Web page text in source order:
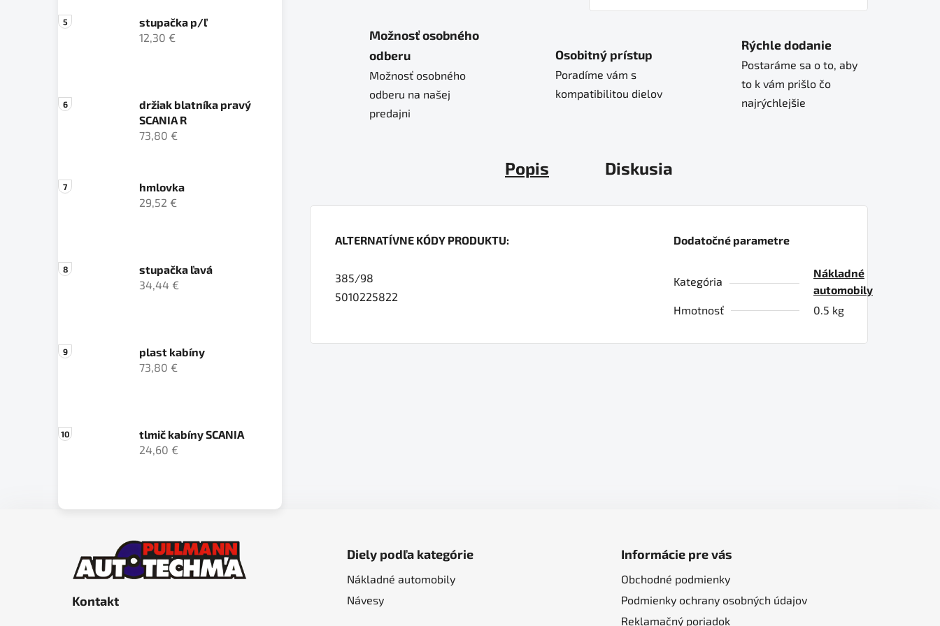
stupačka p/ľ
12,30 €
držiak blatníka pravý
SCANIA R
73,80 €
hmlovka
29,52 €
stupačka ľavá
34,44 €
plast kabíny
73,80 €
tlmič kabíny SCANIA
24,60 €
Možnosť osobného
odberu
Možnosť osobného
odberu na našej
predajni
Osobitný prístup
Poradíme vám s
kompatibilitou dielov
Rýchle dodanie
Postaráme sa o to, aby
to k vám prišlo čo
najrýchlejšie
Popis Diskusia
ALTERNATÍVNE KÓDY PRODUKTU:
385/98
5010225822
Dodatočné parametre
Kategória
Nákladné
automobily
Hmotnosť
0.5 kg
Kontakt
Diely podľa kategórie
Nákladné automobily
Návesy
Informácie pre vás
Obchodné podmienky
Podmienky ochrany osobných údajov
Reklamačný poriadok